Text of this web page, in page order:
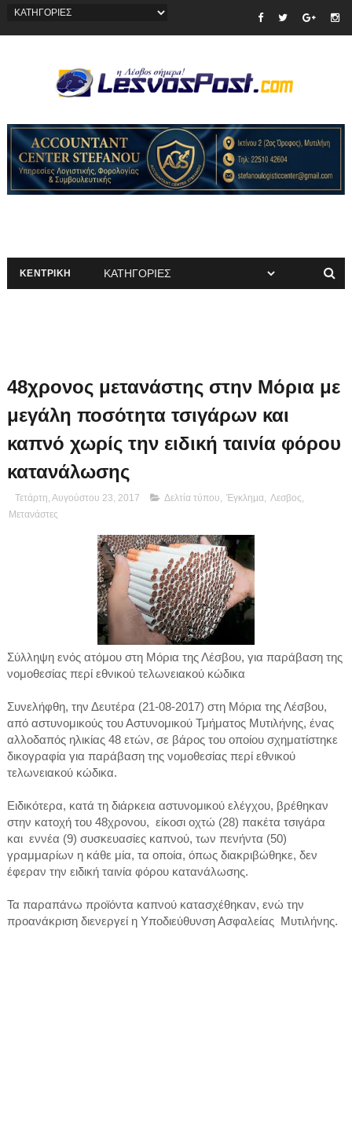
ΚΕΝΤΡΙΚΗ
48χρονος μετανάστης στην Μόρια με
μεγάλη ποσότητα τσιγάρων και
καπνό χωρίς την ειδική ταινία φόρου
κατανάλωσης
Τετάρτη, Αυγούστου 23, 2017 Δελτία τύπου Έγκλημα, Λεσβος
Μετανάστες
Σύλληψη ενός ατόμου στη Μόρια της Λέσβου, για παράβαση της
νομοθεσίας περί εθνικού τελωνειακού κώδικα
Συνελήφθη, την Δευτέρα (21-08-2017) στη Μόρια της Λέσβου,
από αστυνομικούς του Αστυνομικού Τμήματος Μυτιλήνης, ένας
αλλοδαπός ηλικίας 48 ετών, σε βάρος του οποίου σχηματίστηκε
δικογραφία για παράβαση της νομοθεσίας περί εθνικού
τελωνειακού κώδικα.
Ειδικότερα, κατά τη διάρκεια αστυνομικού ελέγχου, βρέθηκαν
στην κατοχή του 48χρονου, είκοσι οχτώ (28) πακέτα τσιγάρα
και εννέα (9) συσκευασίες καπνού, των πενήντα (50)
γραμμαρίων η κάθε μία, τα οποία, όπως διακριβώθηκε, δεν
έφεραν την ειδική ταινία φόρου κατανάλωσης.
Τα παραπάνω προϊόντα καπνού κατασχέθηκαν, ενώ την
προανάκριση διενεργεί η Υποδιεύθυνση Ασφαλείας Μυτιλήνης.